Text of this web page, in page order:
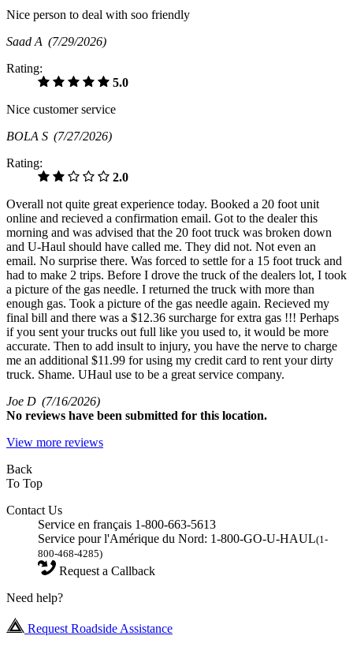
Nice person to deal with soo friendly
Saad A (7/29/2026)
Rating:
5.0
Nice customer service
BOLA S (7/27/2026)
Rating:
2.0
Overall not quite great experience today. Booked a 20 foot unit
online and recieved a confirmation email. Got to the dealer this
morning and was advised that the 20 foot truck was broken down
and U-Haul should have called me. They did not. Not even an
email. No surprise there. Was forced to settle for a 15 foot truck and
had to make 2 trips. Before I drove the truck of the dealers lot, I took
a picture of the gas needle. I returned the truck with more than
enough gas. Took a picture of the gas needle again. Recieved my
final bill and there was a $12.36 surcharge for extra gas !!! Perhaps
if you sent your trucks out full like you used to, it would be more
accurate. Then to add insult to injury, you have the nerve to charge
me an additional $11.99 for using my credit card to rent your dirty
truck. Shame. UHaul use to be a great service company.
Joe D (7/16/2026)
No reviews have been submitted for this location.
View more reviews
Back
To Top
Contact Us
Service en français 1-800-663-5613
Service pour l'Amérique du Nord: 1-800-GO-U-HAUL(1-
800-468-4285)
Request a Callback
Need help?
Request Roadside Assistance